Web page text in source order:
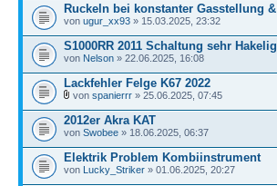
Ruckeln bei konstanter Gasstellung
von ugur_xx93 » 15.03.2025, 23:32
S1000RR 2011 Schaltung sehr Hakelig
von Nelson » 22.06.2025, 16:08
Lackfehler Felge K67 2022
von spanierrr » 25.06.2025, 07:45
2012er Akra KAT
von Swobee » 18.06.2025, 06:37
Elektrik Problem Kombiinstrument
von Lucky_Striker » 01.06.2025, 20:27